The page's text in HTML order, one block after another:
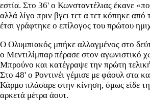
εστία. Στο 36' ο Κωνσταντέλιας έκανε
αλλά λίγο πριν βγει τετ α τετ κόπηκε
έτσι γράφτηκε ο επίλογος του πρώτου
Ο Ολυμπιακός μπήκε αλλαγμένος στο
ο Μεντιλίμπαρ πέρασε στον αγωνιστικό
Μπρούνο και κατέγραψε την πρώτη
Στο 48' ο Ροντινέι γέμισε με φάουλ στα
Κάρμο πλάσαρε στην κίνηση, όμως είδε
αρκετά μέτρα άουτ.